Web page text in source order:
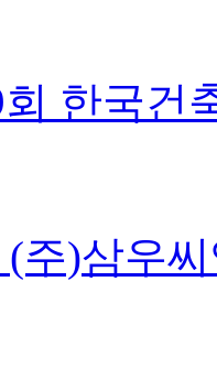
회 한국건
주)삼우